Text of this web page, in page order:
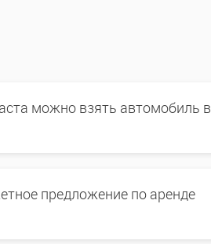
можно взять автомобиль в
предложение по аренде